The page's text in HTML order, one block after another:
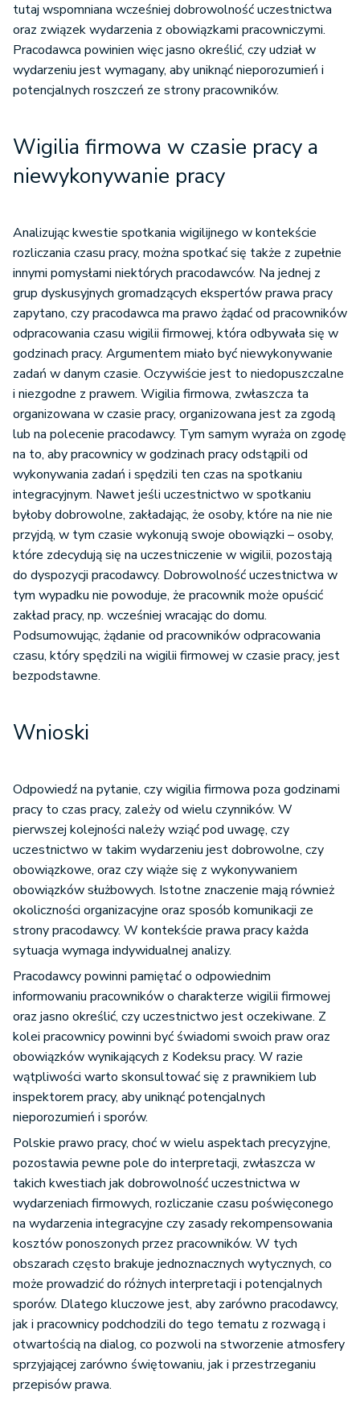
tutaj wspomniana wcześniej dobrowolność uczestnictwa
oraz związek wydarzenia z obowiązkami pracowniczymi.
Pracodawca powinien więc jasno określić, czy udział w
wydarzeniu jest wymagany, aby uniknąć nieporozumień i
potencjalnych roszczeń ze strony pracowników.
Wigilia firmowa w czasie pracy a
niewykonywanie pracy
Analizując kwestie spotkania wigilijnego w kontekście
rozliczania czasu pracy, można spotkać się także z zupełnie
innymi pomysłami niektórych pracodawców. Na jednej z
grup dyskusyjnych gromadzących ekspertów prawa pracy
zapytano, czy pracodawca ma prawo żądać od pracowników
odpracowania czasu wigilii firmowej, która odbywała się w
godzinach pracy. Argumentem miało być niewykonywanie
zadań w danym czasie. Oczywiście jest to niedopuszczalne
i niezgodne z prawem. Wigilia firmowa, zwłaszcza ta
organizowana w czasie pracy, organizowana jest za zgodą
lub na polecenie pracodawcy. Tym samym wyraża on zgodę
na to, aby pracownicy w godzinach pracy odstąpili od
wykonywania zadań i spędzili ten czas na spotkaniu
integracyjnym. Nawet jeśli uczestnictwo w spotkaniu
byłoby dobrowolne, zakładając, że osoby, które na nie nie
przyjdą, w tym czasie wykonują swoje obowiązki – osoby,
które zdecydują się na uczestniczenie w wigilii, pozostają
do dyspozycji pracodawcy. Dobrowolność uczestnictwa w
tym wypadku nie powoduje, że pracownik może opuścić
zakład pracy, np. wcześniej wracając do domu.
Podsumowując, żądanie od pracowników odpracowania
czasu, który spędzili na wigilii firmowej w czasie pracy, jest
bezpodstawne.
Wnioski
Odpowiedź na pytanie, czy wigilia firmowa poza godzinami
pracy to czas pracy, zależy od wielu czynników. W
pierwszej kolejności należy wziąć pod uwagę, czy
uczestnictwo w takim wydarzeniu jest dobrowolne, czy
obowiązkowe, oraz czy wiąże się z wykonywaniem
obowiązków służbowych. Istotne znaczenie mają również
okoliczności organizacyjne oraz sposób komunikacji ze
strony pracodawcy. W kontekście prawa pracy każda
sytuacja wymaga indywidualnej analizy.
Pracodawcy powinni pamiętać o odpowiednim
informowaniu pracowników o charakterze wigilii firmowej
oraz jasno określić, czy uczestnictwo jest oczekiwane. Z
kolei pracownicy powinni być świadomi swoich praw oraz
obowiązków wynikających z Kodeksu pracy. W razie
wątpliwości warto skonsultować się z prawnikiem lub
inspektorem pracy, aby uniknąć potencjalnych
nieporozumień i sporów.
Polskie prawo pracy, choć w wielu aspektach precyzyjne,
pozostawia pewne pole do interpretacji, zwłaszcza w
takich kwestiach jak dobrowolność uczestnictwa w
wydarzeniach firmowych, rozliczanie czasu poświęconego
na wydarzenia integracyjne czy zasady rekompensowania
kosztów ponoszonych przez pracowników. W tych
obszarach często brakuje jednoznacznych wytycznych, co
może prowadzić do różnych interpretacji i potencjalnych
sporów. Dlatego kluczowe jest, aby zarówno pracodawcy,
jak i pracownicy podchodzili do tego tematu z rozwagą i
otwartością na dialog, co pozwoli na stworzenie atmosfery
sprzyjającej zarówno świętowaniu, jak i przestrzeganiu
przepisów prawa.